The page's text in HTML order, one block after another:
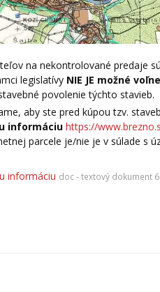
na nekontrolované predaje
legislatívy NIE JE možné
povolenie týchto stavieb.
aby ste pred kúpou tzv.
informáciu https://
parcele je/nie je v súlade s
informáciu doc - textový dokument